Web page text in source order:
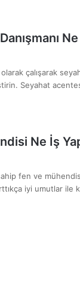
olarak çalışarak
Seyahat
Ne İş
fen ve
iyi umutlar ile